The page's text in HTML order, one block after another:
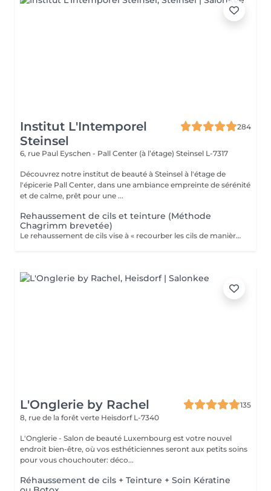
Institut L'Intemporel
Steinsel
284
6, rue Paul Eyschen - Pall Center (à l’étage) Steinsel L-7317
Découvrez notre institut de beauté à Steinsel à l'étage de
l'épicerie Pall Center, dans une ambiance empreinte de sérénité
et de calme, prêt pour une ...
Rehaussement de cils et teinture (Méthode
Chagrimm brevetée)
Le rehaussement de cils vise à « recourber les cils de manière naturelle afin de les galber et leur donner un effet mascara ». Et ce, sans même utiliser votre maquillage. Cela permet d'embellir et d'ouvrir le regard tout en lui donnant de la douceur, et ce, pour une durée moyenne de six semaines. Ultra-pratique pour une routine make-up allégée et un regard perçant dès le réveil. Ne remplacera jamais l'effet mascara. SVP pour éviter toute réaction ne pas venir avec des lentilles de contact ou prévoir le nécessaire pour les retirer avant la prestation et attendre minimum 3 mois entre deux rehaussements !
L'Onglerie by Rachel
135
8, rue de la forêt verte Heisdorf L-7340
L'Onglerie - Salon de beauté Luxembourg est votre nouvel
endroit bien-être, où vos esthéticiennes seront aux petits soins
pour vous chouchouter: déco...
Réhaussement de cils + Teinture + Soin Kératine